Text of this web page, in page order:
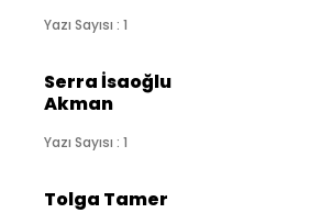
Yazı Sayısı : 1
Serra İsaoğlu
Akman
Yazı Sayısı : 1
Tolga Tamer